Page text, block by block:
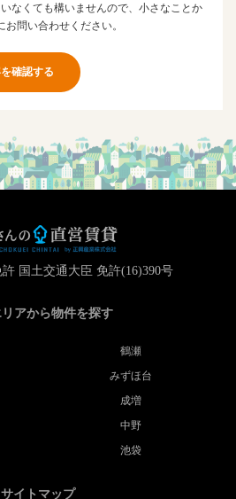
なくても構いませんので、小さなことか
お問い合わせください。
国土交通大臣 免許(16)390号
リアから物件を探す
鶴瀬
みずほ台
成増
中野
池袋
サイトマップ